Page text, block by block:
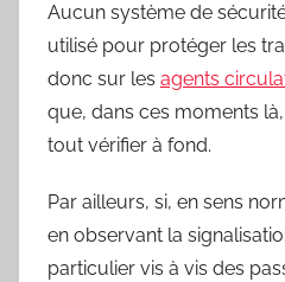
Aucun système de
utilisé pour protéger les
donc sur les agents
que, dans ces moments
tout vérifier à fond.
Par ailleurs, si, en sens
en observant la
particulier vis à vis des